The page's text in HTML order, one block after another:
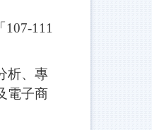
107-111
析、 專
電子商